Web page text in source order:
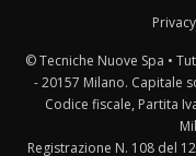
© Tecniche Nuove Spa •
- 20157 Milano. Capitale
Codice fiscale, Partita
Registrazione N. 108 del